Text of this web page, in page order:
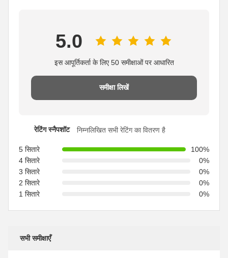
5.0
इस आपूर्तिकर्ता के लिए 50 समीक्षाओं पर आधारित
समीक्षा लिखें
रेटिंग स्नैपशॉट निम्नलिखित सभी रेटिंग का वितरण है
5 सितारे
100%
4 सितारे
0%
3 सितारे
0%
2 सितारे
0%
1 सितारे
0%
सभी समीक्षाएँ